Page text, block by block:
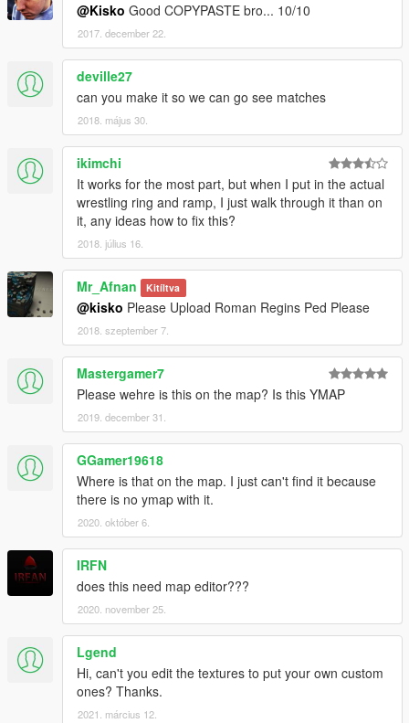
@Kisko Good COPYPASTE bro... 10/10
2017. december 22.
deville27
can you make it so we can go see matches
2018. május 30.
ikimchi
It works for the most part, but when I put in the actual
wrestling ring and ramp, I just walk through it than on
it, any ideas how to fix this?
2018. július 16.
Mr_Afnan Kitíltva
@kisko Please Upload Roman Regins Ped Please
2018. szeptember 7.
Mastergamer7
Please wehre is this on the map? Is this YMAP
2019. december 31.
GGamer19618
Where is that on the map. I just can't find it because
there is no ymap with it.
2020. október 6.
IRFN
does this need map editor???
2020. november 25.
Lgend
Hi, can't you edit the textures to put your own custom
ones? Thanks.
2021. március 12.